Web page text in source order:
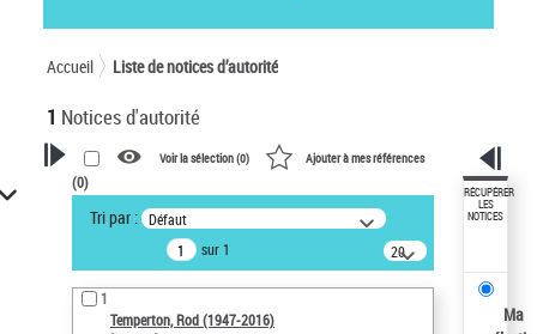
Accueil Liste de notices d’autorité
1 Notices d'autorité
VOTRE RECHERCHE
Recherche avancée dans les
notices d’autorité
Œuvres liées à l'auteur :
Temperton, Rod (1947-2016)
Voir la sélection (0) Ajouter à mes références
(0)
Tri par : Défaut
sur 1
20
résultats/page
1
Temperton, Rod (1947-2016)
RÉCUPÉRER
LES
NOTICES
Ma